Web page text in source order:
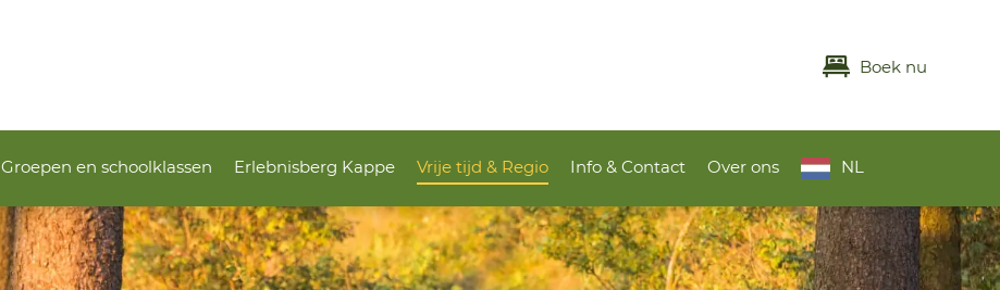
Boek nu
Groepen en schoolklassen Erlebnisberg Kappe Vrije tijd & Regio Info & Contact Over ons NL